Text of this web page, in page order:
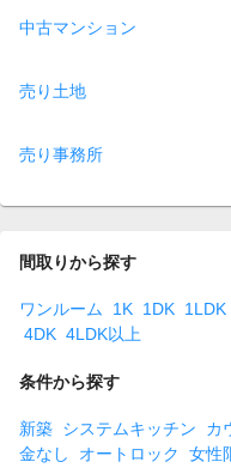
中古マンション
売り土地
売り事務所
間取りから探す
ワンルーム 1K 1DK 1LDK
4DK 4LDK以上
条件から探す
新築 システムキッチン カ
金なし
オートロック 女性